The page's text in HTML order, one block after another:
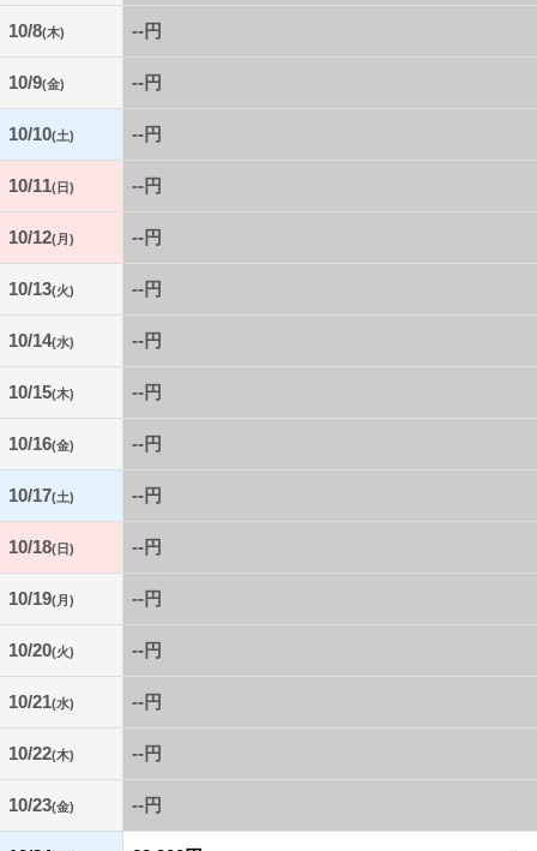
10/8(木) --円
10/9(金) --円
10/10(土) --円
10/11(日) --円
10/12(月) --円
10/13(火) --円
10/14(水) --円
10/15(木) --円
10/16(金) --円
10/17(土) --円
10/18(日) --円
10/19(月) --円
10/20(火) --円
10/21(水) --円
10/22(木) --円
10/23(金) --円